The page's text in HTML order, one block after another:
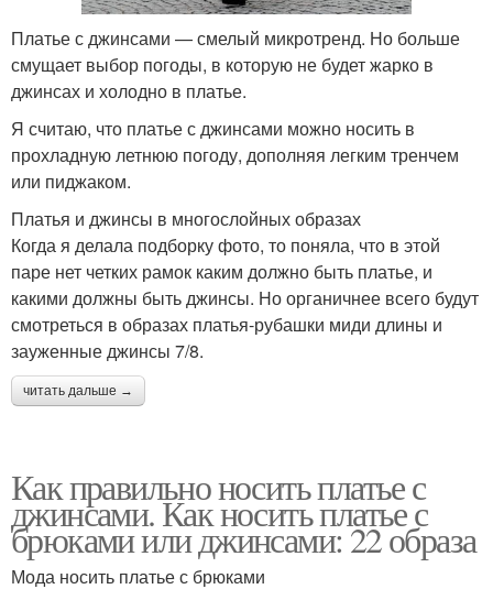
Платье с джинсами — смелый микротренд. Но больше
смущает выбор погоды, в которую не будет жарко в
джинсах и холодно в платье.
Я считаю, что платье с джинсами можно носить в
прохладную летнюю погоду, дополняя легким тренчем
или пиджаком.
Платья и джинсы в многослойных образах
Когда я делала подборку фото, то поняла, что в этой
паре нет четких рамок каким должно быть платье, и
какими должны быть джинсы. Но органичнее всего будут
смотреться в образах платья-рубашки миди длины и
зауженные джинсы 7/8.
читать дальше →
Как правильно носить платье с
джинсами. Как носить платье с
брюками или джинсами: 22 образа
Мода носить платье с брюками